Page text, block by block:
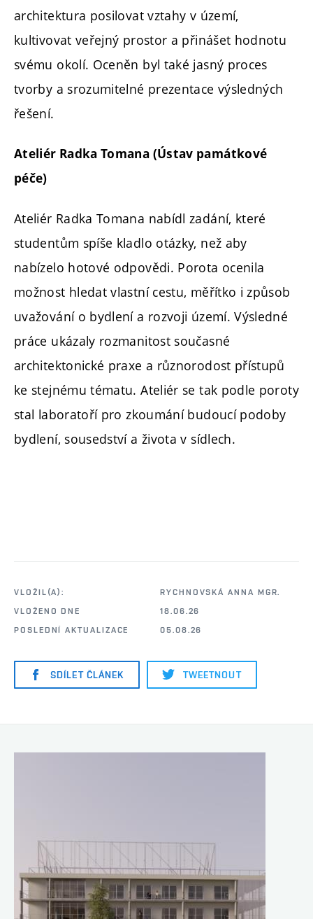
architektura posilovat vztahy v území,
kultivovat veřejný prostor a přinášet hodnotu
svému okolí. Oceněn byl také jasný proces
tvorby a srozumitelné prezentace výsledných
řešení.
Ateliér Radka Tomana (Ústav památkové
péče)
Ateliér Radka Tomana nabídl zadání, které
studentům spíše kladlo otázky, než aby
nabízelo hotové odpovědi. Porota ocenila
možnost hledat vlastní cestu, měřítko i způsob
uvažování o bydlení a rozvoji území. Výsledné
práce ukázaly rozmanitost současné
architektonické praxe a různorodost přístupů
ke stejnému tématu. Ateliér se tak podle poroty
stal laboratoří pro zkoumání budoucí podoby
bydlení, sousedství a života v sídlech.
VLOŽIL(A):
RYCHNOVSKÁ ANNA MGR.
VLOŽENO DNE
18.06.26
POSLEDNÍ AKTUALIZACE
05.08.26
SDÍLET ČLÁNEK TWEETNOUT